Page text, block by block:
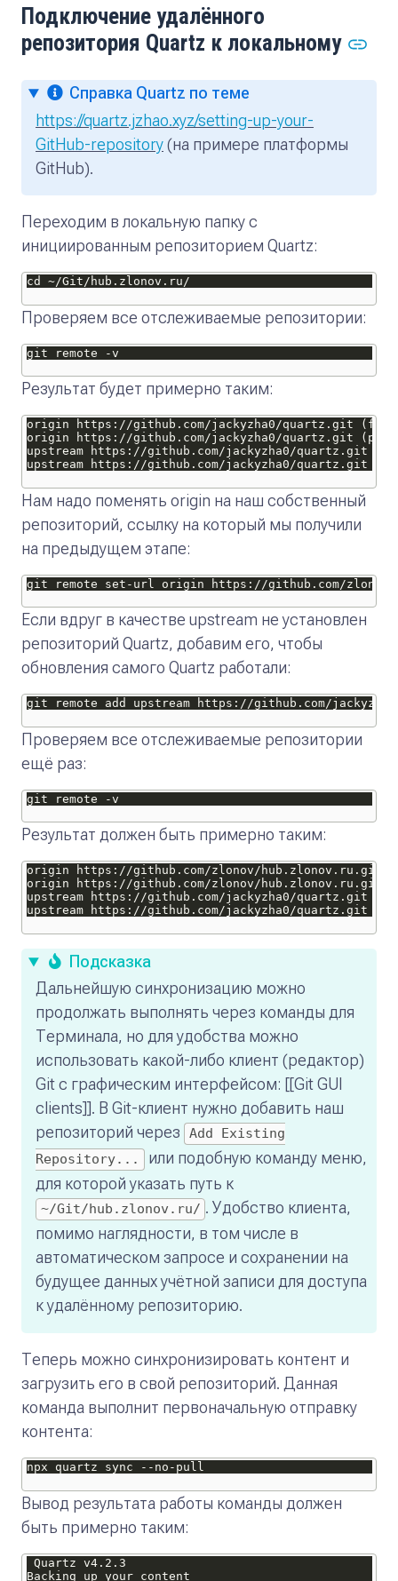
Подключение удалённого
репозитория Quartz к локальному
Справка Quartz по теме
https://quartz.jzhao.xyz/setting-up-your-
GitHub-repository(на примере платформы
GitHub).
Переходим в локальную папку с
инициированным репозиторием Quartz:
Проверяем все отслеживаемые репозитории:
Результат будет примерно таким:
Нам надо поменять origin на наш собственный
репозиторий, ссылку на который мы получили
на предыдущем этапе:
Если вдруг в качестве upstream не установлен
репозиторий Quartz, добавим его, чтобы
обновления самого Quartz работали:
Проверяем все отслеживаемые репозитории
ещё раз:
Результат должен быть примерно таким:
Подсказка
Дальнейшую синхронизацию можно
продолжать выполнять через команды для
Терминала, но для удобства можно
использовать какой-либо клиент (редактор)
Git с графическим интерфейсом: [[Git GUI
clients]]. В Git-клиент нужно добавить наш
репозиторий через
Add Existing
Repository...
или подобную команду меню,
для которой указать путь к
~/Git/hub.zlonov.ru/ . Удобство клиента,
помимо наглядности, в том числе в
автоматическом запросе и сохранении на
будущее данных учётной записи для доступа
к удалённому репозиторию.
Теперь можно синхронизировать контент и
загрузить его в свой репозиторий. Данная
команда выполнит первоначальную отправку
контента:
Вывод результата работы команды должен
быть примерно таким: